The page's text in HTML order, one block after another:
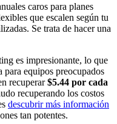
caros para planes
que escalen según tu
Se trata de hacer una
es impresionante, lo que
equipos preocupados
recuperar$5.44 por cada
recuperando los costos
descubrir más información
tan potentes.